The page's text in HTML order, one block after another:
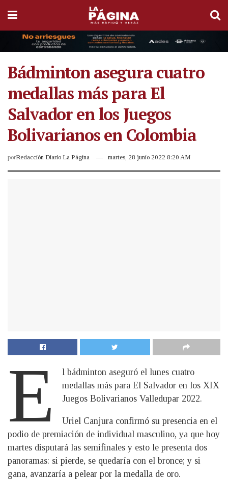
Bádminton asegura cuatro
medallas más para El
Salvador en los Juegos
Bolivarianos en Colombia
porRedacción Diario La Página martes, 28 junio 2022 8:20 AM
E
l bádminton aseguró el lunes cuatro
medallas más para El Salvador en los XIX
Juegos Bolivarianos Valledupar 2022.
Uriel Canjura confirmó su presencia en el
podio de premiación de individual masculino, ya que hoy
martes disputará las semifinales y esto le presenta dos
panoramas: si pierde, se quedaría con el bronce; y si
gana, avanzaría a pelear por la medalla de oro.